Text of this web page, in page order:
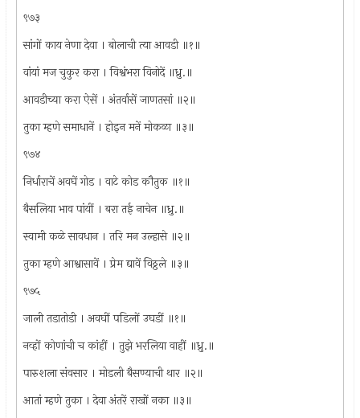
९७३
सांगों काय नेणा देवा । बोलाची त्या आवडी ॥१॥
वांयां मज चुकुर करा । विश्वंभरा विनोदें ॥ध्रु.॥
आवडीच्या करा ऐसें । अंतर्वासें जाणतसां ॥२॥
तुका म्हणे समाधानें । होइन मनें मोकळा ॥३॥
९७४
निर्धाराचें अवघें गोड । वाटे कोड कौतुक ॥१॥
बैसलिया भाव पांयीं । बरा तई नाचेन ॥ध्रु.॥
स्वामी कळे सावधान । तरि मन उल्हासे ॥२॥
तुका म्हणे आश्वासावें । प्रेम द्यावें विठ्ठले ॥३॥
९७५
जाली तडातोडी । अवघीं पडिलों उघडीं ॥१॥
नव्हों कोणांची च कांहीं । तुझे भरलिया वाहीं ॥ध्रु.॥
पारुशला संवसार । मोडली बैसण्याची थार ॥२॥
आतां म्हणे तुका । देवा अंतरें राखों नका ॥३॥